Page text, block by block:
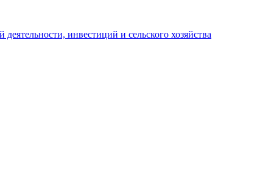
инвестиций и сельского хозяйства